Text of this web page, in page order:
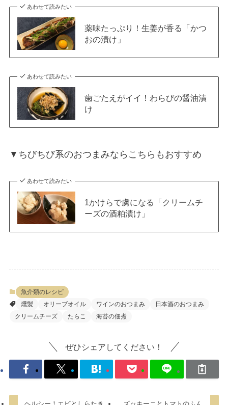
あわせて読みたい
薬味たっぷり！生姜が香る「かつ
おの漬け」
あわせて読みたい
歯ごたえがイイ！わらびの醤油漬
け
▼ちびちび系のおつまみならこちらもおすすめ
あわせて読みたい
1かけらで虜になる「クリームチ
ーズの酒粕漬け」
魚介類のレシピ
燻製
オリーブオイル ワインのおつまみ
日本酒のおつまみ
クリームチーズ
たらこ 海苔の佃煮
ぜひシェアしてください！